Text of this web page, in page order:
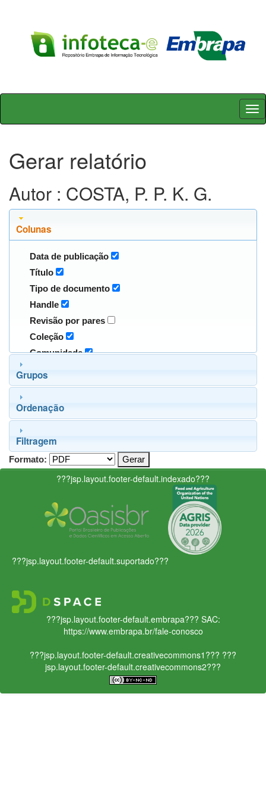
Skip
Gerar relatório
Autor : COSTA, P. P. K. G.
Colunas
Data de publicação
Título
Tipo de documento
Handle
Revisão por pares
Coleção
Comunidade
Grupos
Ordenação
Filtragem
Formato:
???jsp.layout.footer-default.indexado???
???jsp.layout.footer-default.suportado???
???jsp.layout.footer-default.embrapa??? SAC:
https://www.embrapa.br/fale-conosco
???jsp.layout.footer-default.creativecommons1??? ???
jsp.layout.footer-default.creativecommons2???